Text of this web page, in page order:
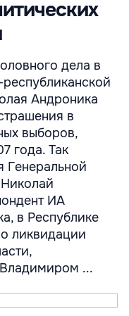
дела в
Андроника
в
выборов,
года. Так
Генеральной
ИА
в Республике
ликвидации
...